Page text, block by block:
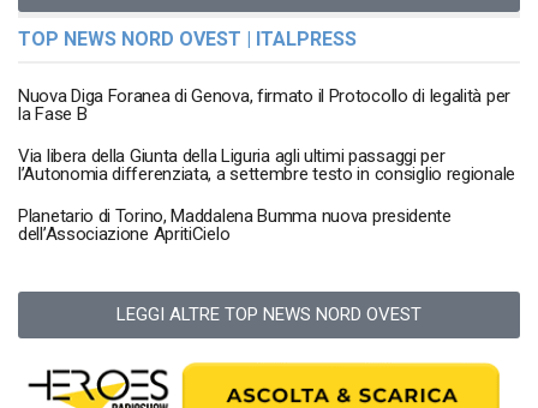
TOP NEWS NORD OVEST | ITALPRESS
Nuova Diga Foranea di Genova, firmato il Protocollo di legalità per
la Fase B
Via libera della Giunta della Liguria agli ultimi passaggi per
l’Autonomia differenziata, a settembre testo in consiglio regionale
Planetario di Torino, Maddalena Bumma nuova presidente
dell’Associazione ApritiCielo
LEGGI ALTRE TOP NEWS NORD OVEST